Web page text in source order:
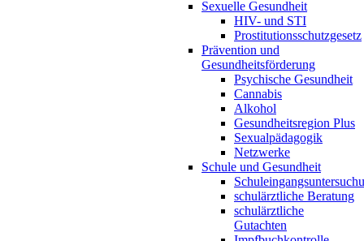
Sexuelle Gesundheit
HIV- und STI
Prostitutionsschutzgesetz
Prävention und
Gesundheitsförderung
Psychische Gesundheit
Cannabis
Alkohol
Gesundheitsregion Plus
Sexualpädagogik
Netzwerke
Schule und Gesundheit
schulärztliche Beratung
schulärztliche
Gutachten